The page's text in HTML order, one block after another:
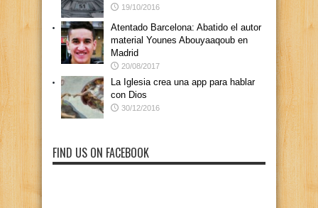
19/10/2016
Atentado Barcelona: Abatido el autor
material Younes Abouyaaqoub en
Madrid
20/08/2017
La Iglesia crea una app para hablar
con Dios
30/12/2016
FIND US ON FACEBOOK